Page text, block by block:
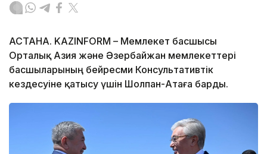
АСТАНА. KAZINFORM – Мемлекет басшысы
Орталық Азия және Әзербайжан мемлекеттері
басшыларының бейресми Консультативтік
кездесуіне қатысу үшін Шолпан-Атаға барды.